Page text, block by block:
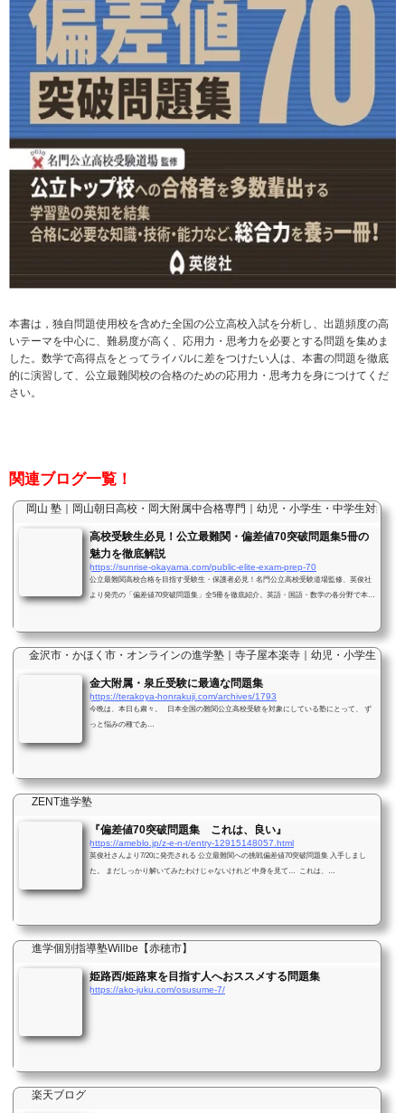
本書は，独自問題使用校を含めた全国の公立高校入試を分析し、出題頻度の高
いテーマを中心に、難易度が高く、応用力・思考力を必要とする問題を集めま
した。数学で高得点をとってライバルに差をつけたい人は、本書の問題を徹底
的に演習して、公立最難関校の合格のための応用力・思考力を身につけてくだ
さい。
関連ブログ一覧！
岡山 塾｜岡山朝日高校・岡大附属中合格専門｜幼児・小学生・中学生対象｜
高校受験生必見！公立最難関・偏差値70突破問題集5冊の
魅力を徹底解説
https://sunrise-okayama.com/public-elite-exam-prep-70
公立最難関高校合格を目指す受験生・保護者必見！名門公立高校受験道場監修、英俊社
より発売の「偏差値70突破問題集」全5冊を徹底紹介。英語・国語・数学の各分野で本当
金沢市・かほく市・オンラインの進学塾｜寺子屋本楽寺｜幼児・小学生・中
金大附属・泉丘受験に最適な問題集
https://terakoya-honrakuji.com/archives/1793
今晩は、本日も粛々。 日本全国の難関公立高校受験を対象にしている塾にとって、 ず
っと悩みの種であ…
ZENT進学塾
『偏差値70突破問題集 これは、良い』
https://ameblo.jp/z-e-n-t/entry-12915148057.html
英俊社さんより7/20に発売される 公立最難関への挑戦偏差値70突破問題集 入手しまし
た。 まだしっかり解いてみたわけじゃないけれど 中身を見て… これは、…
進学個別指導塾Willbe【赤穂市】
姫路西/姫路東を目指す人へおススメする問題集
https://ako-juku.com/osusume-7/
楽天ブログ